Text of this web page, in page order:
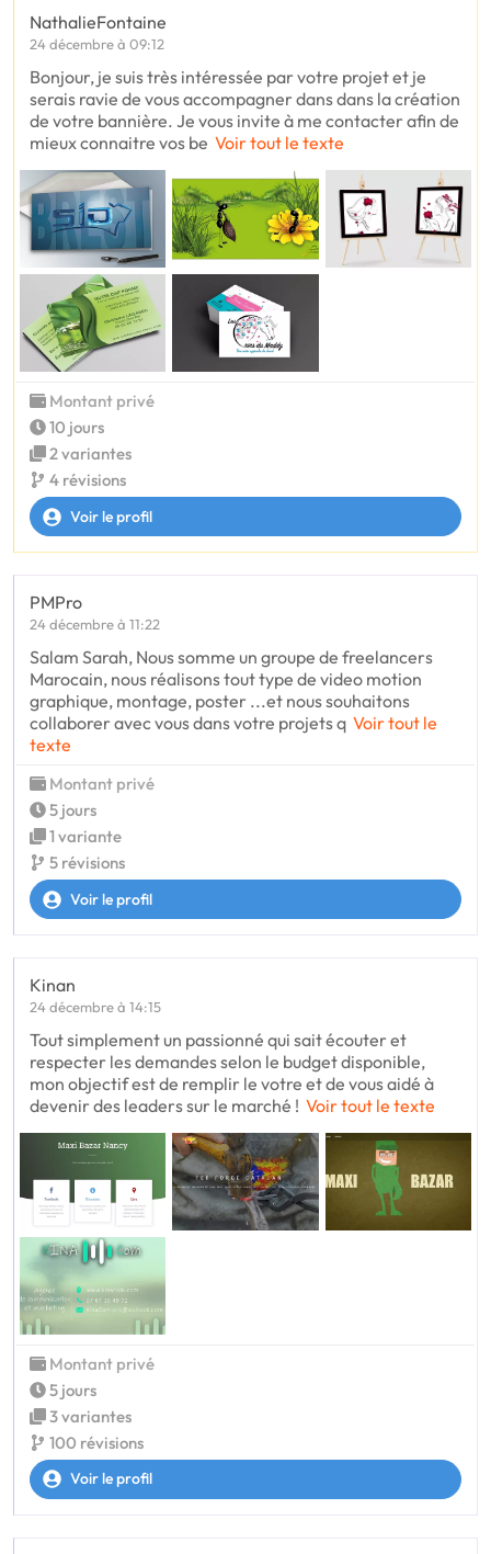
NathalieFontaine
24 décembre à 09:12
Bonjour, je suis très intéressée par votre projet et je
serais ravie de vous accompagner dans dans la création
de votre bannière. Je vous invite à me contacter afin de
mieux connaitre vos be Voir tout le texte
Montant privé
10 jours
2 variantes
4 révisions
Voir le profil
PMPro
24 décembre à 11:22
Salam Sarah, Nous somme un groupe de freelancers
Marocain, nous réalisons tout type de video motion
graphique, montage, poster ...et nous souhaitons
collaborer avec vous dans votre projets q Voir tout le
texte
Montant privé
5 jours
1 variante
5 révisions
Voir le profil
Kinan
24 décembre à 14:15
Tout simplement un passionné qui sait écouter et
respecter les demandes selon le budget disponible,
mon objectif est de remplir le votre et de vous aidé à
devenir des leaders sur le marché ! Voir tout le texte
Montant privé
5 jours
3 variantes
100 révisions
Voir le profil